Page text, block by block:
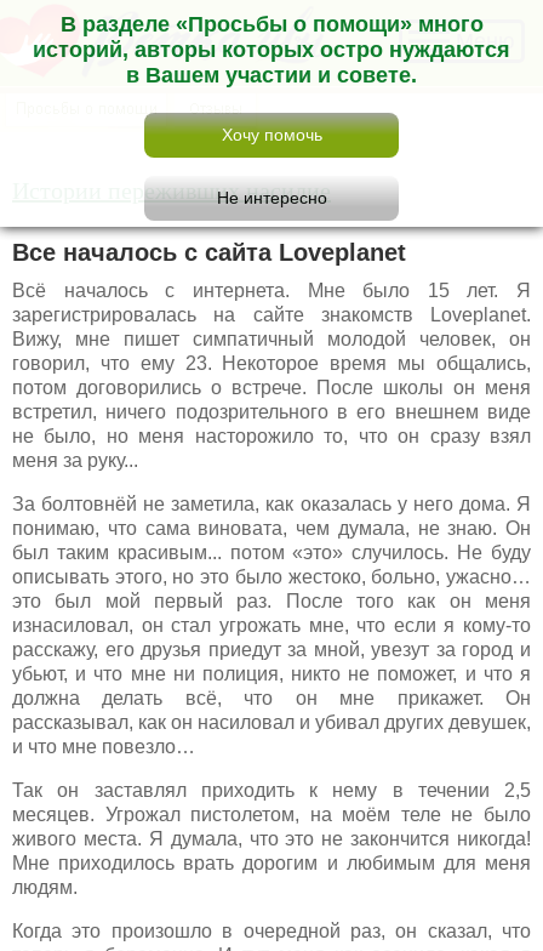
В разделе «Просьбы о помощи» много
историй, авторы которых остро нуждаются
в Вашем участии и совете.
Меню
Истории переживших насилие
Все началось с сайта Loveplanet
Всё началось с интернета. Мне было 15 лет. Я
зарегистрировалась на сайте знакомств Loveplanet.
Вижу, мне пишет симпатичный молодой человек, он
говорил, что ему 23. Некоторое время мы общались,
потом договорились о встрече. После школы он меня
встретил, ничего подозрительного в его внешнем виде
не было, но меня насторожило то, что он сразу взял
меня за руку...
За болтовнёй не заметила, как оказалась у него дома. Я
понимаю, что сама виновата, чем думала, не знаю. Он
был таким красивым... потом «это» случилось. Не буду
описывать этого, но это было жестоко, больно, ужасно…
это был мой первый раз. После того как он меня
изнасиловал, он стал угрожать мне, что если я кому-то
расскажу, его друзья приедут за мной, увезут за город и
убьют, и что мне ни полиция, никто не поможет, и что я
должна делать всё, что он мне прикажет. Он
рассказывал, как он насиловал и убивал других девушек,
и что мне повезло…
Так он заставлял приходить к нему в течении 2,5
месяцев. Угрожал пистолетом, на моём теле не было
живого места. Я думала, что это не закончится никогда!
Мне приходилось врать дорогим и любимым для меня
людям.
Когда это произошло в очередной раз, он сказал, что